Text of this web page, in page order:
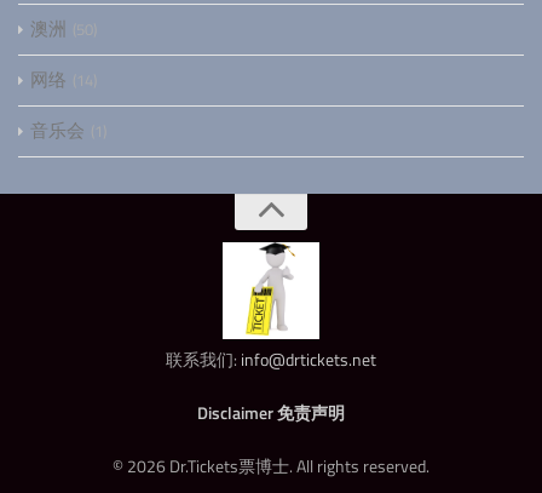
澳洲 50
网络 14
音乐会 1
联系我们: info@drtickets.net
Disclaimer 免责声明
© 2026 Dr.Tickets票博士. All rights reserved.